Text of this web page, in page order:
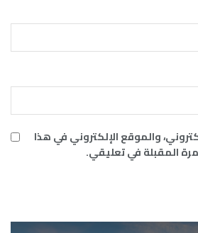
والموقع الإلكتروني في هذا
المقبلة في تعليقي.